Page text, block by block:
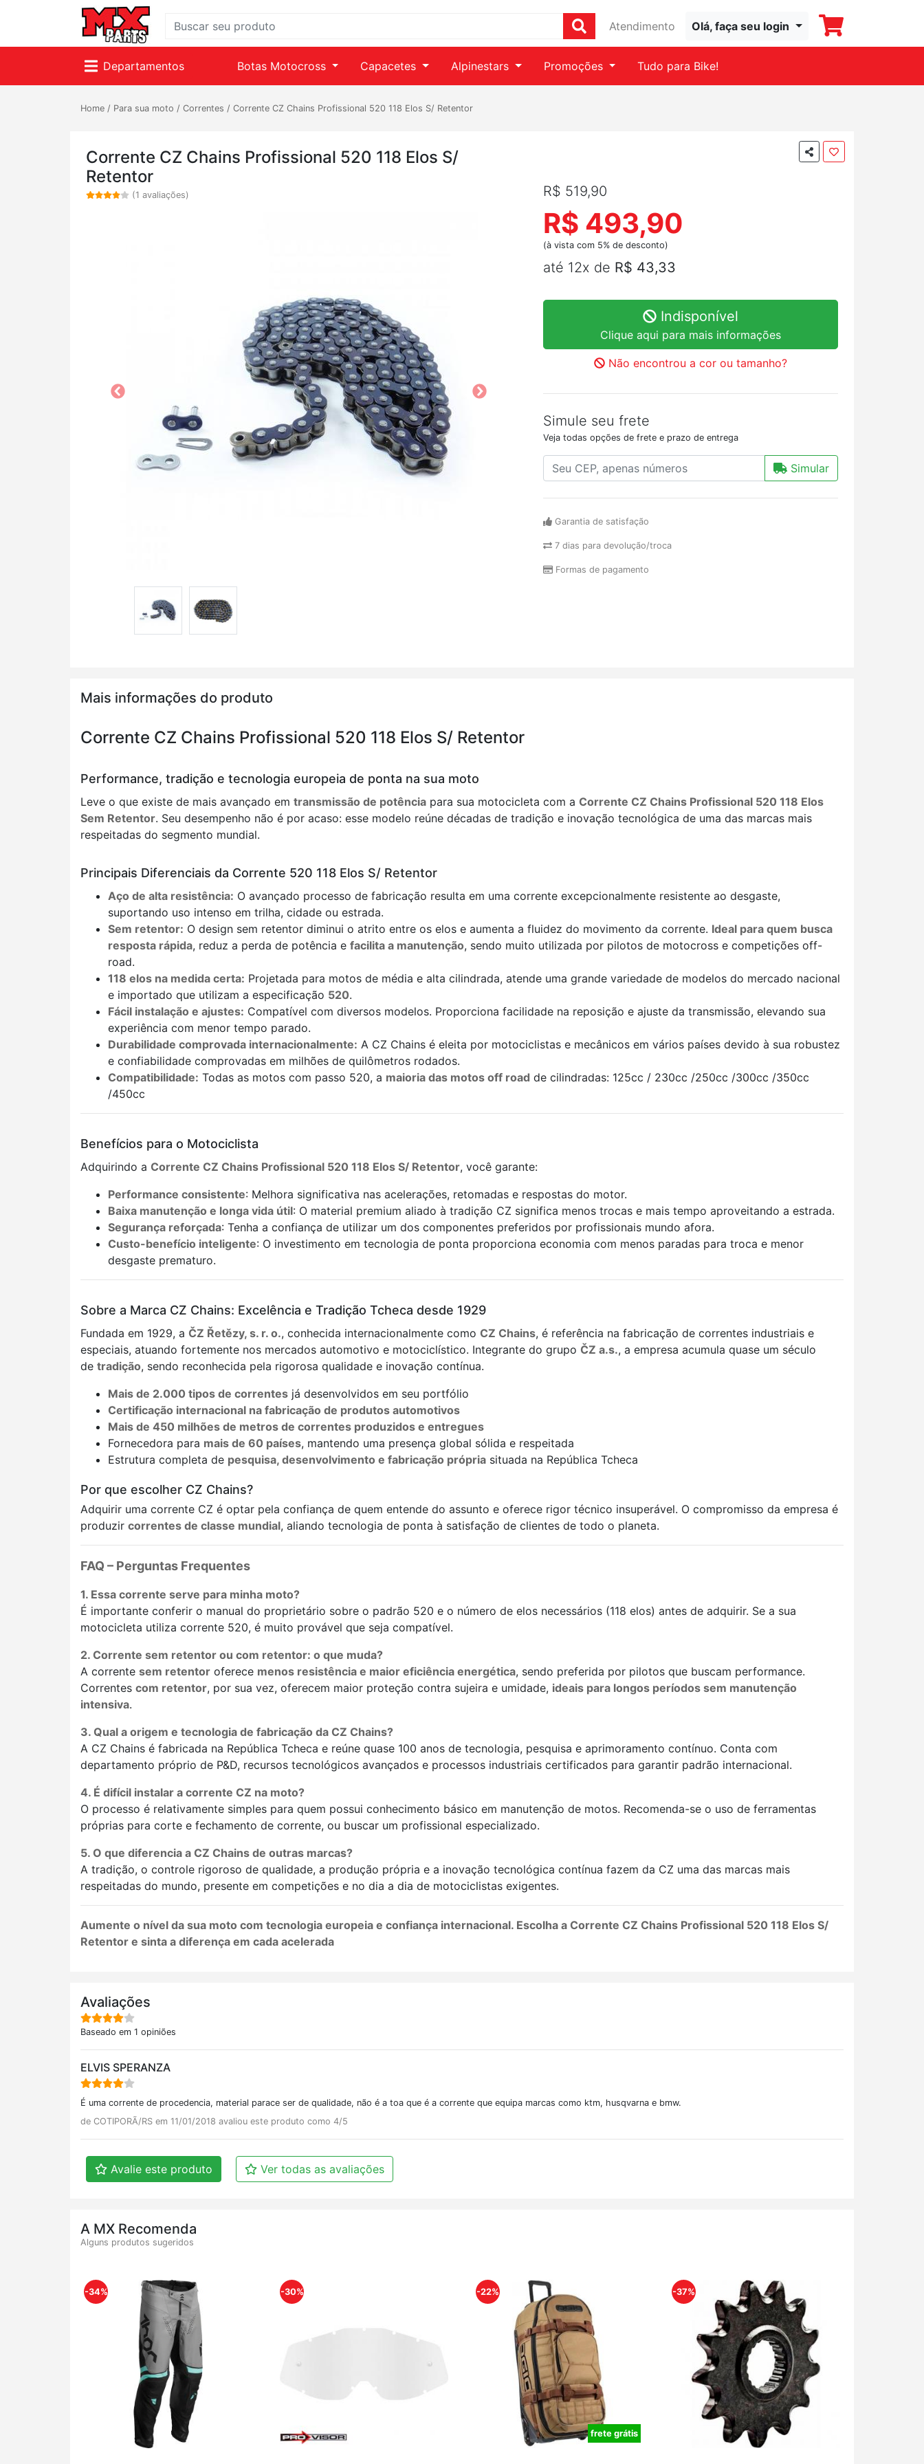
Atendimento Olá, faça seu login
Departamentos Botas Motocross Capacetes Alpinestars Promoções Tudo para Bike!
Home / Para sua moto / Correntes / Corrente CZ Chains Profissional 520 118 Elos S/ Retentor
Corrente CZ Chains Profissional 520 118 Elos S/
Retentor
(1 avaliações) R$ 519,90
R$ 493,90
(à vista com 5% de desconto)
até 12x de R$ 43,33
Indisponível
Clique aqui para mais informações
Não encontrou a cor ou tamanho?
Simule seu frete
Veja todas opções de frete e prazo de entrega
Simular
Garantia de satisfação
7 dias para devolução/troca
Formas de pagamento
Mais informações do produto
Corrente CZ Chains Profissional 520 118 Elos S/ Retentor
Performance, tradição e tecnologia europeia de ponta na sua moto
Leve o que existe de mais avançado em transmissão de potência para sua motocicleta com a Corrente CZ Chains Profissional 520 118 Elos
Sem Retentor. Seu desempenho não é por acaso: esse modelo reúne décadas de tradição e inovação tecnológica de uma das marcas mais
respeitadas do segmento mundial.
Principais Diferenciais da Corrente 520 118 Elos S/ Retentor
Aço de alta resistência: O avançado processo de fabricação resulta em uma corrente excepcionalmente resistente ao desgaste,
suportando uso intenso em trilha, cidade ou estrada.
Sem retentor: O design sem retentor diminui o atrito entre os elos e aumenta a fluidez do movimento da corrente. Ideal para quem busca
resposta rápida, reduz a perda de potência e facilita a manutenção, sendo muito utilizada por pilotos de motocross e competições off-
road.
118 elos na medida certa: Projetada para motos de média e alta cilindrada, atende uma grande variedade de modelos do mercado nacional
e importado que utilizam a especificação 520.
Fácil instalação e ajustes: Compatível com diversos modelos. Proporciona facilidade na reposição e ajuste da transmissão, elevando sua
experiência com menor tempo parado.
Durabilidade comprovada internacionalmente: A CZ Chains é eleita por motociclistas e mecânicos em vários países devido à sua robustez
e confiabilidade comprovadas em milhões de quilômetros rodados.
Compatibilidade: Todas as motos com passo 520, a maioria das motos off road de cilindradas: 125cc / 230cc /250cc /300cc /350cc
/450cc
Benefícios para o Motociclista
Adquirindo a Corrente CZ Chains Profissional 520 118 Elos S/ Retentor, você garante:
Performance consistente: Melhora significativa nas acelerações, retomadas e respostas do motor.
Baixa manutenção e longa vida útil: O material premium aliado à tradição CZ significa menos trocas e mais tempo aproveitando a estrada.
Segurança reforçada: Tenha a confiança de utilizar um dos componentes preferidos por profissionais mundo afora.
Custo-benefício inteligente: O investimento em tecnologia de ponta proporciona economia com menos paradas para troca e menor
desgaste prematuro.
Sobre a Marca CZ Chains: Excelência e Tradição Tcheca desde 1929
Fundada em 1929, a ČZ Řetězy, s. r. o., conhecida internacionalmente como CZ Chains, é referência na fabricação de correntes industriais e
especiais, atuando fortemente nos mercados automotivo e motociclístico. Integrante do grupo ČZ a.s., a empresa acumula quase um século
de tradição, sendo reconhecida pela rigorosa qualidade e inovação contínua.
Mais de 2.000 tipos de correntes já desenvolvidos em seu portfólio
Certificação internacional na fabricação de produtos automotivos
Mais de 450 milhões de metros de correntes produzidos e entregues
Fornecedora para mais de 60 países, mantendo uma presença global sólida e respeitada
Estrutura completa de pesquisa, desenvolvimento e fabricação própria situada na República Tcheca
Por que escolher CZ Chains?
Adquirir uma corrente CZ é optar pela confiança de quem entende do assunto e oferece rigor técnico insuperável. O compromisso da empresa é
produzir correntes de classe mundial, aliando tecnologia de ponta à satisfação de clientes de todo o planeta.
FAQ – Perguntas Frequentes
1. Essa corrente serve para minha moto?
É importante conferir o manual do proprietário sobre o padrão 520 e o número de elos necessários (118 elos) antes de adquirir. Se a sua
motocicleta utiliza corrente 520, é muito provável que seja compatível.
2. Corrente sem retentor ou com retentor: o que muda?
A corrente sem retentor oferece menos resistência e maior eficiência energética, sendo preferida por pilotos que buscam performance.
Correntes com retentor, por sua vez, oferecem maior proteção contra sujeira e umidade, ideais para longos períodos sem manutenção
intensiva.
3. Qual a origem e tecnologia de fabricação da CZ Chains?
A CZ Chains é fabricada na República Tcheca e reúne quase 100 anos de tecnologia, pesquisa e aprimoramento contínuo. Conta com
departamento próprio de P&D, recursos tecnológicos avançados e processos industriais certificados para garantir padrão internacional.
4. É difícil instalar a corrente CZ na moto?
O processo é relativamente simples para quem possui conhecimento básico em manutenção de motos. Recomenda-se o uso de ferramentas
próprias para corte e fechamento de corrente, ou buscar um profissional especializado.
5. O que diferencia a CZ Chains de outras marcas?
A tradição, o controle rigoroso de qualidade, a produção própria e a inovação tecnológica contínua fazem da CZ uma das marcas mais
respeitadas do mundo, presente em competições e no dia a dia de motociclistas exigentes.
Aumente o nível da sua moto com tecnologia europeia e confiança internacional. Escolha a Corrente CZ Chains Profissional 520 118 Elos S/
Retentor e sinta a diferença em cada acelerada
Avaliações
Baseado em 1 opiniões
ELVIS SPERANZA
É uma corrente de procedencia, material parace ser de qualidade, não é a toa que é a corrente que equipa marcas como ktm, husqvarna e bmw.
de COTIPORÃ/RS em 11/01/2018 avaliou este produto como 4/5
Avalie este produto Ver todas as avaliações
A MX Recomenda
Alguns produtos sugeridos
-34% -30% -22%
frete grátis
-37%